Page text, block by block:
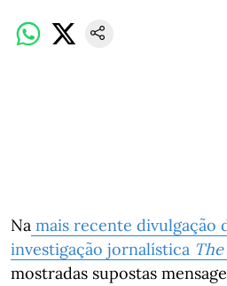
Na mais recente divulgação
investigação jornalística
mostradas supostas